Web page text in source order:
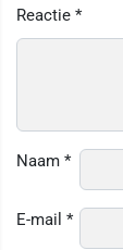
Reactie *
Naam *
E-mail *